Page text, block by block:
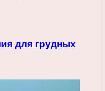
для грудных